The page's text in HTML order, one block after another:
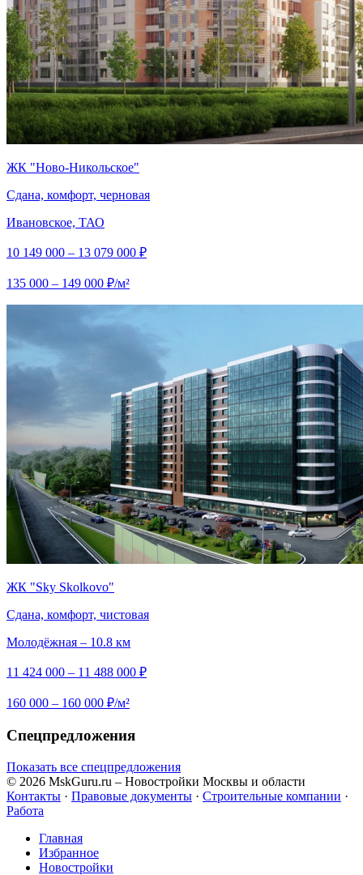
ЖК "Ново-Никольское"
Сдана, комфорт, черновая
Ивановское, ТАО
10 149 000 – 13 079 000 ₽
135 000 – 149 000 ₽/м²
ЖК "Sky Skolkovo"
Сдана, комфорт, чистовая
Молодёжная – 10.8 км
11 424 000 – 11 488 000 ₽
160 000 – 160 000 ₽/м²
Спецпредложения
Показать все спецпредложения
© 2026 MskGuru.ru – Новостройки Москвы и области
Контакты · Правовые документы · Строительные компании ·
Работа
Главная
Избранное
Новостр ойки